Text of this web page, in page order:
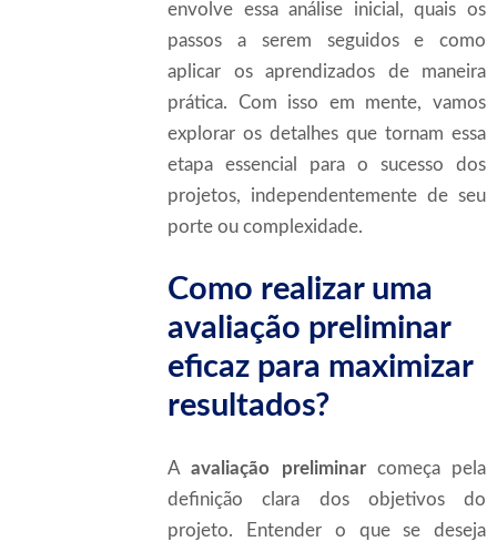
envolve essa análise inicial, quais os
passos a serem seguidos e como
aplicar os aprendizados de maneira
prática. Com isso em mente, vamos
explorar os detalhes que tornam essa
etapa essencial para o sucesso dos
projetos, independentemente de seu
porte ou complexidade.
Como realizar uma
avaliação preliminar
eficaz para maximizar
resultados?
Aavaliação preliminarcomeça pela
definição clara dos objetivos do
projeto. Entender o que se deseja